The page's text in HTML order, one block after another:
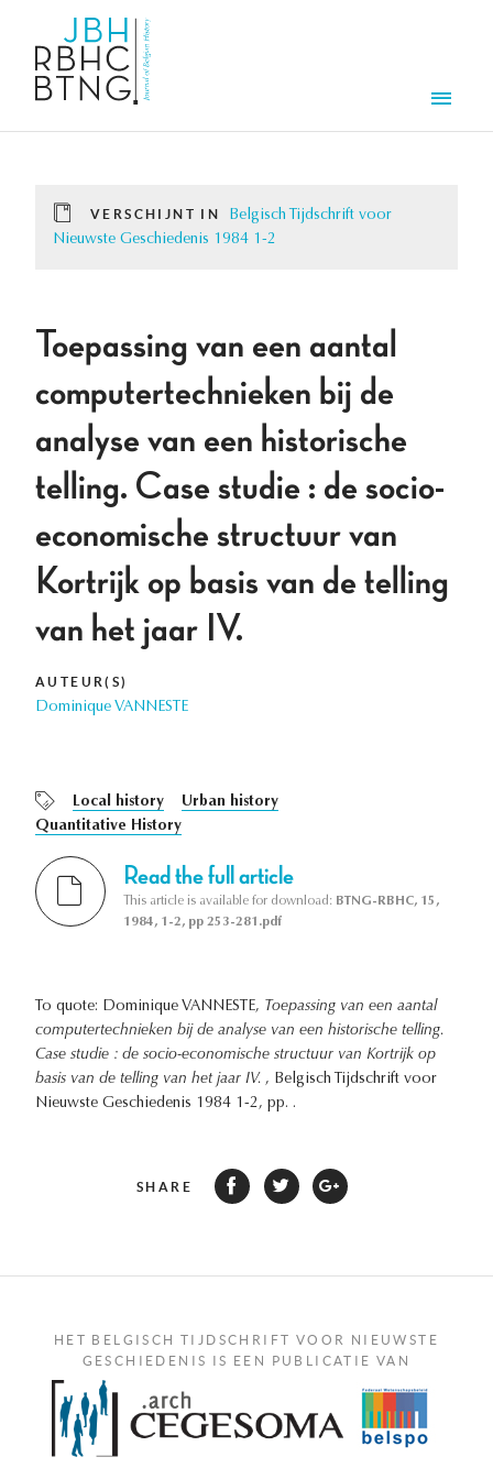
VERSCHIJNT IN
Belgisch Tijdschrift voor
Nieuwste Geschiedenis 1984 1-2
Toepassing van een aantal
computertechnieken bij de
analyse van een historische
telling. Case studie : de socio-
economische structuur van
Kortrijk op basis van de telling
van het jaar IV.
AUTEUR(S)
Dominique VANNESTE
Local history
Urban history
Quantitative History
Read the full article
This article is available for download: BTNG-RBHC, 15,
1984, 1-2, pp 253-281.pdf
To quote: Dominique VANNESTE, Toepassing van een aantal
computertechnieken bij de analyse van een historische telling.
Case studie : de socio-economische structuur van Kortrijk op
basis van de telling van het jaar IV. , Belgisch Tijdschrift voor
Nieuwste Geschiedenis 1984 1-2, pp. .
SHARE
HET BELGISCH TIJDSCHRIFT VOOR NIEUWSTE
GESCHIEDENIS IS EEN PUBLICATIE VAN